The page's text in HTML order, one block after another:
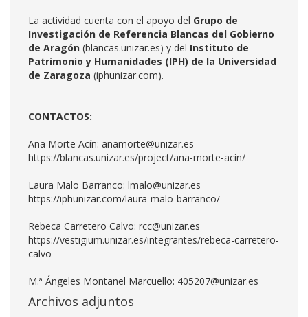
La actividad cuenta con el apoyo del Grupo de
Investigación de Referencia Blancas del Gobierno
de Aragón (blancas.unizar.es) y del Instituto de
Patrimonio y Humanidades (IPH) de la Universidad
de Zaragoza (iphunizar.com).
CONTACTOS:
Ana Morte Acín: anamorte@unizar.es
https://blancas.unizar.es/project/ana-morte-acin/
Laura Malo Barranco: lmalo@unizar.es
https://iphunizar.com/laura-malo-barranco/
Rebeca Carretero Calvo: rcc@unizar.es
https://vestigium.unizar.es/integrantes/rebeca-carretero-
calvo
M.ª Ángeles Montanel Marcuello: 405207@unizar.es
Archivos adjuntos